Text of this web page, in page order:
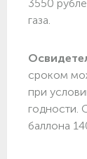
3550
газа.
сроком
при
годности.
баллона